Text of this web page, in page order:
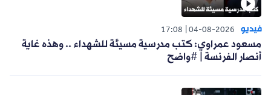
فيديو 04-08-2026
17:08
مسعود عمراوي: كتب مدرسية مسيئة للشهداء .. وهذه غاية
أنصار الفرنسة | #واضح